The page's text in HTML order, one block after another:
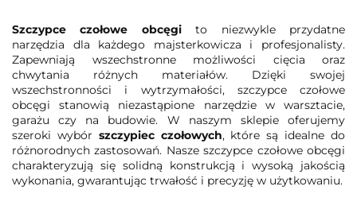
Szczypce czołowe obcęgito niezwykle przydatne
narzędzia dla każdego majsterkowicza i profesjonalisty.
Zapewniają wszechstronne możliwości cięcia oraz
chwytania różnych materiałów. Dzięki swojej
wszechstronności i wytrzymałości, szczypce czołowe
obcęgi stanowią niezastąpione narzędzie w warsztacie,
garażu czy na budowie. W naszym sklepie oferujemy
szeroki wybór szczypiec czołowych, które są idealne do
różnorodnych zastosowań. Nasze szczypce czołowe obcęgi
charakteryzują się solidną konstrukcją i wysoką jakością
wykonania, gwarantując trwałość i precyzję w użytkowaniu.